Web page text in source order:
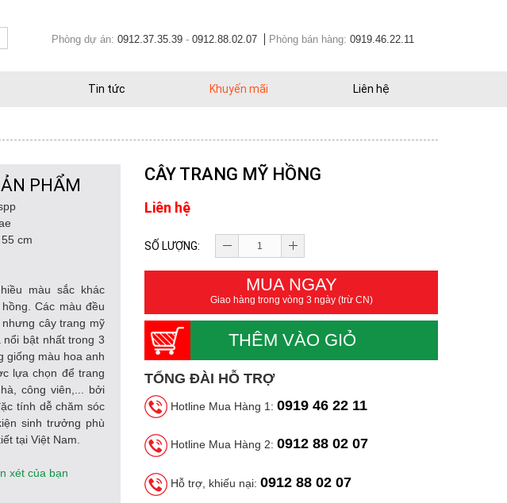
Phòng dự án: 0912.37.35.39 - 0912.88.02.07 Phòng bán hàng: 0919.46.22.11
Tin tức Khuyến mãi Liên hệ
PHẨM
cm
màu sắc khác
Các màu đều
cây trang mỹ
nổi bật nhất trong 3
giống màu hoa anh
lựa chọn để trang
công viên,... bởi
tính dễ chăm sóc
sinh trưởng phù
tại Việt Nam.
xét của bạn
CÂY TRANG MỸ HỒNG
Liên hệ
SỐ LƯỢNG:
MUA NGAY
Giao hàng trong vòng 3 ngày (trừ CN)
THÊM VÀO GIỎ
TỔNG ĐÀI HỖ TRỢ
Hotline Mua Hàng 1: 0919 46 22 11
Hotline Mua Hàng 2: 0912 88 02 07
Hỗ trợ, khiếu nại: 0912 88 02 07